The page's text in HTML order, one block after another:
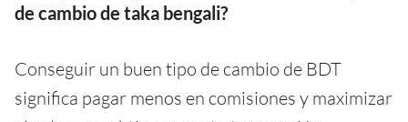
de cambio de taka bengali?
Conseguir un buen tipo de cambio de BDT
significa pagar menos en comisiones y maximizar